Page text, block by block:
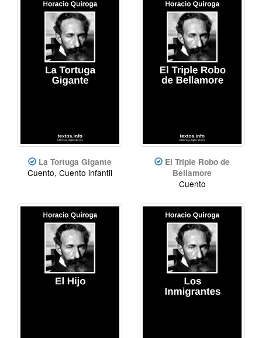
La Tortuga Gigante
Cuento, Cuento infantil
El Triple Robo de
Bellamore
Cuento